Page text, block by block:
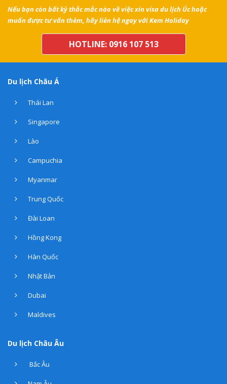
Nếu bạn còn bất kỳ thắc mắc nào về việc xin visa du lịch Úc hoặc
muốn được tư vấn thêm, hãy liên hệ ngay với Kem Holiday
HOTLINE: 0916 107 513
Du lịch Châu Á
Thái Lan
Singapore
Lào
Campuchia
Myanmar
Trung Quốc
Đài Loan
Hồng Kong
Hàn Quốc
Nhật Bản
Dubai
Maldives
Du lịch Châu Âu
Bắc Âu